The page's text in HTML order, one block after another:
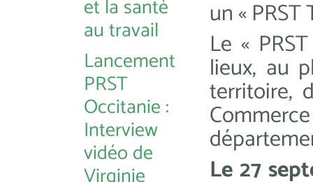
et la santé
au travail
Lancement
PRST
Occitanie :
Interview
vidéo de
un « PRST
Le «
lieux, au
territoire,
Le 27